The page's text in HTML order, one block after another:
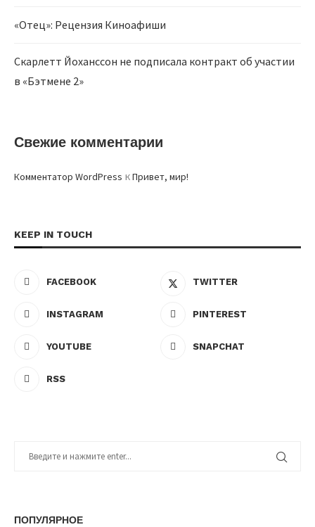
«Отец»: Рецензия Киноафиши
Скарлетт Йоханссон не подписала контракт об участии
в «Бэтмене 2»
Свежие комментарии
Комментатор WordPress кПривет, мир!
KEEP IN TOUCH
FACEBOOK TWITTER
INSTAGRAM PINTEREST
YOUTUBE SNAPCHAT
RSS
ПОПУЛЯРНОЕ